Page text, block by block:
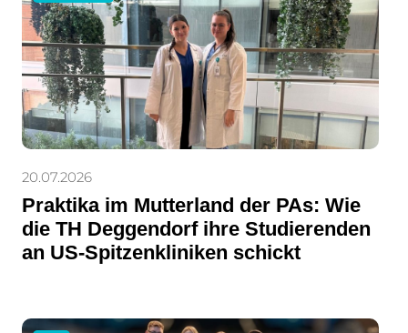
20.07.2026
Praktika im Mutterland der PAs: Wie
die TH Deggendorf ihre Studierenden
an US-Spitzenkliniken schickt